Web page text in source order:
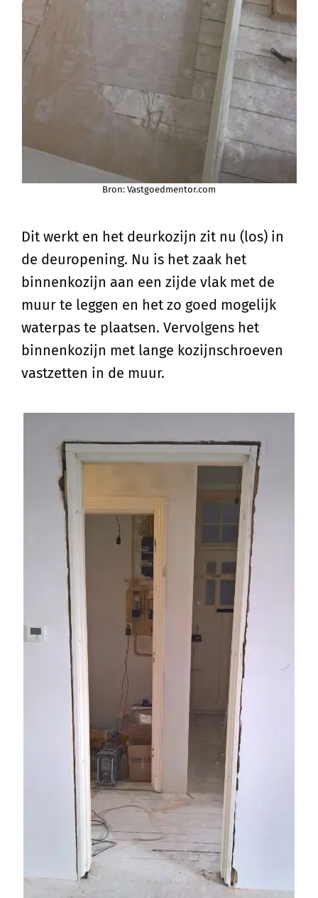
Bron: Vastgoedmentor.com
Dit werkt en het deurkozijn zit nu (los) in
de deuropening. Nu is het zaak het
binnenkozijn aan een zijde vlak met de
muur te leggen en het zo goed mogelijk
waterpas te plaatsen. Vervolgens het
binnenkozijn met lange kozijnschroeven
vastzetten in de muur.